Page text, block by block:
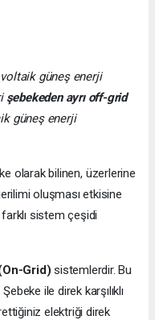
güneş enerji
şebekeden ayrı off-grid
güneş enerji
olarak bilinen, üzerlerine
oluşması etkisine
farklı sistem çeşidi
Grid) sistemlerdir. Bu
ile direk karşılıklı
elektriği direk